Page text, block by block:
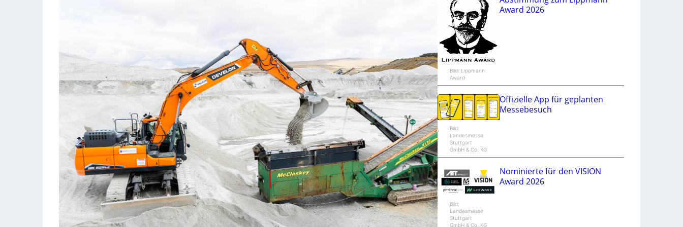
V
e
Bild: Lippmann
Award
Award 2026
Bild:
Landesmesse
Stuttgart
GmbH & Co. KG
Offizielle App für geplanten
Messebesuch
Bild:
Landesmesse
Stuttgart
GmbH & Co. KG
Nominierte für den VISION
Award 2026